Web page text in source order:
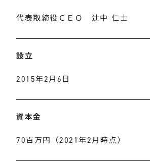
代表取締役ＣＥＯ 辻中 仁士
設立
2015年2月6日
資本金
70百万円（2021年2月時点）